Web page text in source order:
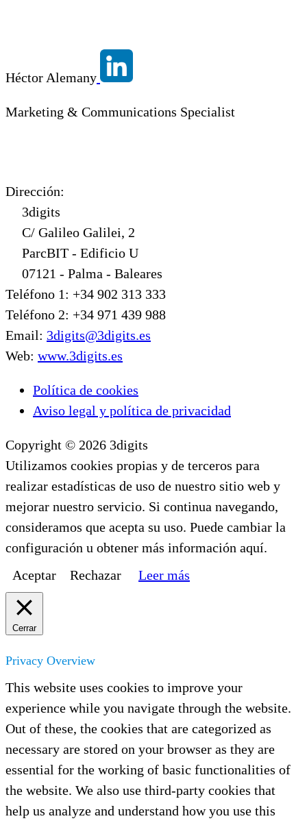
Héctor Alemany
Marketing & Communications Specialist
Dirección:
3digits
C/ Galileo Galilei, 2
ParcBIT - Edificio U
07121 - Palma - Baleares
Teléfono 1: +34 902 313 333
Teléfono 2: +34 971 439 988
Email: 3digits@3digits.es
Web: www.3digits.es
Política de cookies
Aviso legal y política de privacidad
Copyright © 2026 3digits
Utilizamos cookies propias y de terceros para
realizar estadísticas de uso de nuestro sitio web y
mejorar nuestro servicio. Si continua navegando,
consideramos que acepta su uso. Puede cambiar la
configuración u obtener más información aquí.
Aceptar
Rechazar Leer más
Cerrar
Privacy Overview
This website uses cookies to improve your
experience while you navigate through the website.
Out of these, the cookies that are categorized as
necessary are stored on your browser as they are
essential for the working of basic functionalities of
the website. We also use third-party cookies that
help us analyze and understand how you use this